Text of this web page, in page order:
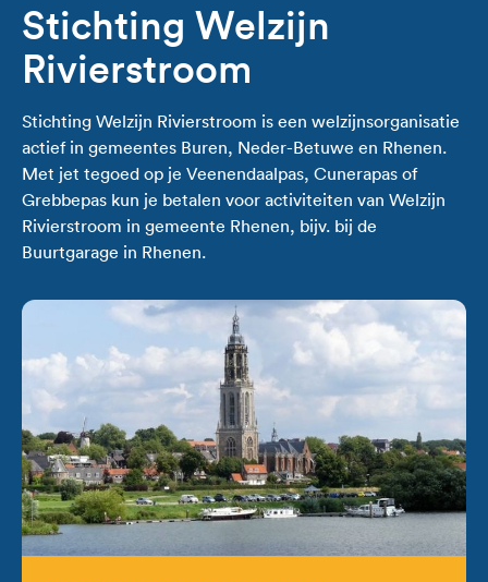
Stichting Welzijn
Rivierstroom
Stichting Welzijn Rivierstroom is een welzijnsorganisatie
actief in gemeentes Buren, Neder-Betuwe en Rhenen.
Met jet tegoed op je Veenendaalpas, Cunerapas of
Grebbepas kun je betalen voor activiteiten van Welzijn
Rivierstroom in gemeente Rhenen, bijv. bij de
Buurtgarage in Rhenen.